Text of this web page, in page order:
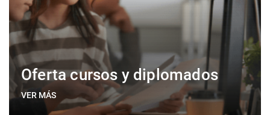
Oferta cursos y diplomados
VER MÁS